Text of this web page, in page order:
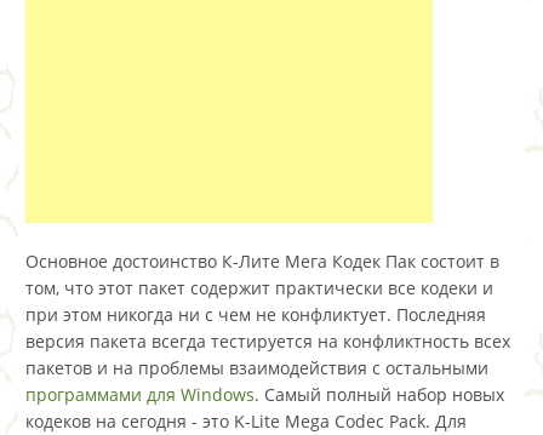
Основное достоинство К-Лите Мега Кодек Пак состоит в
том, что этот пакет содержит практически все кодеки и
при этом никогда ни с чем не конфликтует. Последняя
версия пакета всегда тестируется на конфликтность всех
пакетов и на проблемы взаимодействия с остальными
программами для Windows. Самый полный набор новых
кодеков на сегодня - это K-Lite Mega Codec Pack. Для